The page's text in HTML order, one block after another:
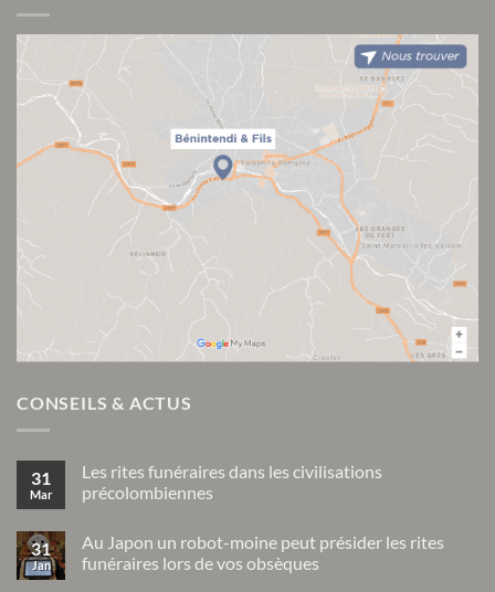
CONSEILS & ACTUS
31
Mar
Les rites funéraires dans les civilisations
précolombiennes
sur
Les
rites
31
Jan
Au Japon un robot-moine peut présider les rites
funéraires lors de vos obsèques